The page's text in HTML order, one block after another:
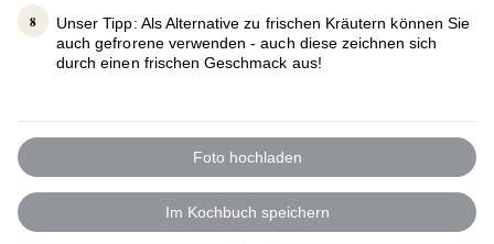
Unser Tipp: Als Alternative zu frischen Kräutern können Sie
auch gefrorene verwenden - auch diese zeichnen sich
durch einen frischen Geschmack aus!
Foto hochladen
Im Kochbuch speichern